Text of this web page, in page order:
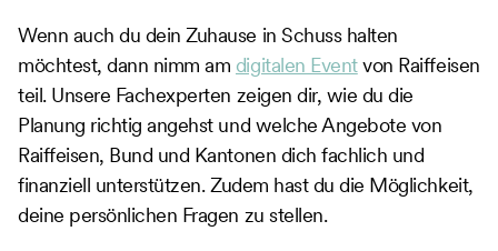
Wenn auch du dein Zuhause in Schuss halten
möchtest, dann nimm am digitalen Eventvon Raiffeisen
teil. Unsere Fachexperten zeigen dir, wie du die
Planung richtig angehst und welche Angebote von
Raiffeisen, Bund und Kantonen dich fachlich und
finanziell unterstützen. Zudem hast du die Möglichkeit,
deine persönlichen Fragen zu stellen.